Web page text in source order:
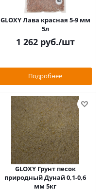
GLOXY Лава красная 5-9 мм
5л
1 262руб./шт
Подробнее
GLOXY Грунт песок
природный Дунай 0,1-0,6
мм 5кг